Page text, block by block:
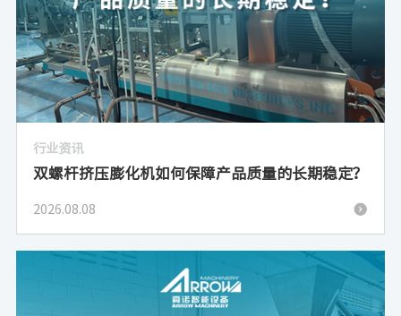
行业资讯
双螺杆挤压膨化机如何保障产品质量的长期稳定？
2026.08.08